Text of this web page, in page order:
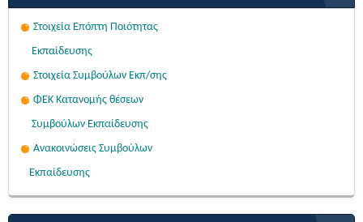
Στοιχεία Επόπτη Ποιότητας
Εκπαίδευσης
Στοιχεία Συμβούλων Εκπ/σης
ΦΕΚ Κατανομής θέσεων
Συμβούλων Εκπαίδευσης
Ανακοινώσεις Συμβούλων
Εκπαίδευσης